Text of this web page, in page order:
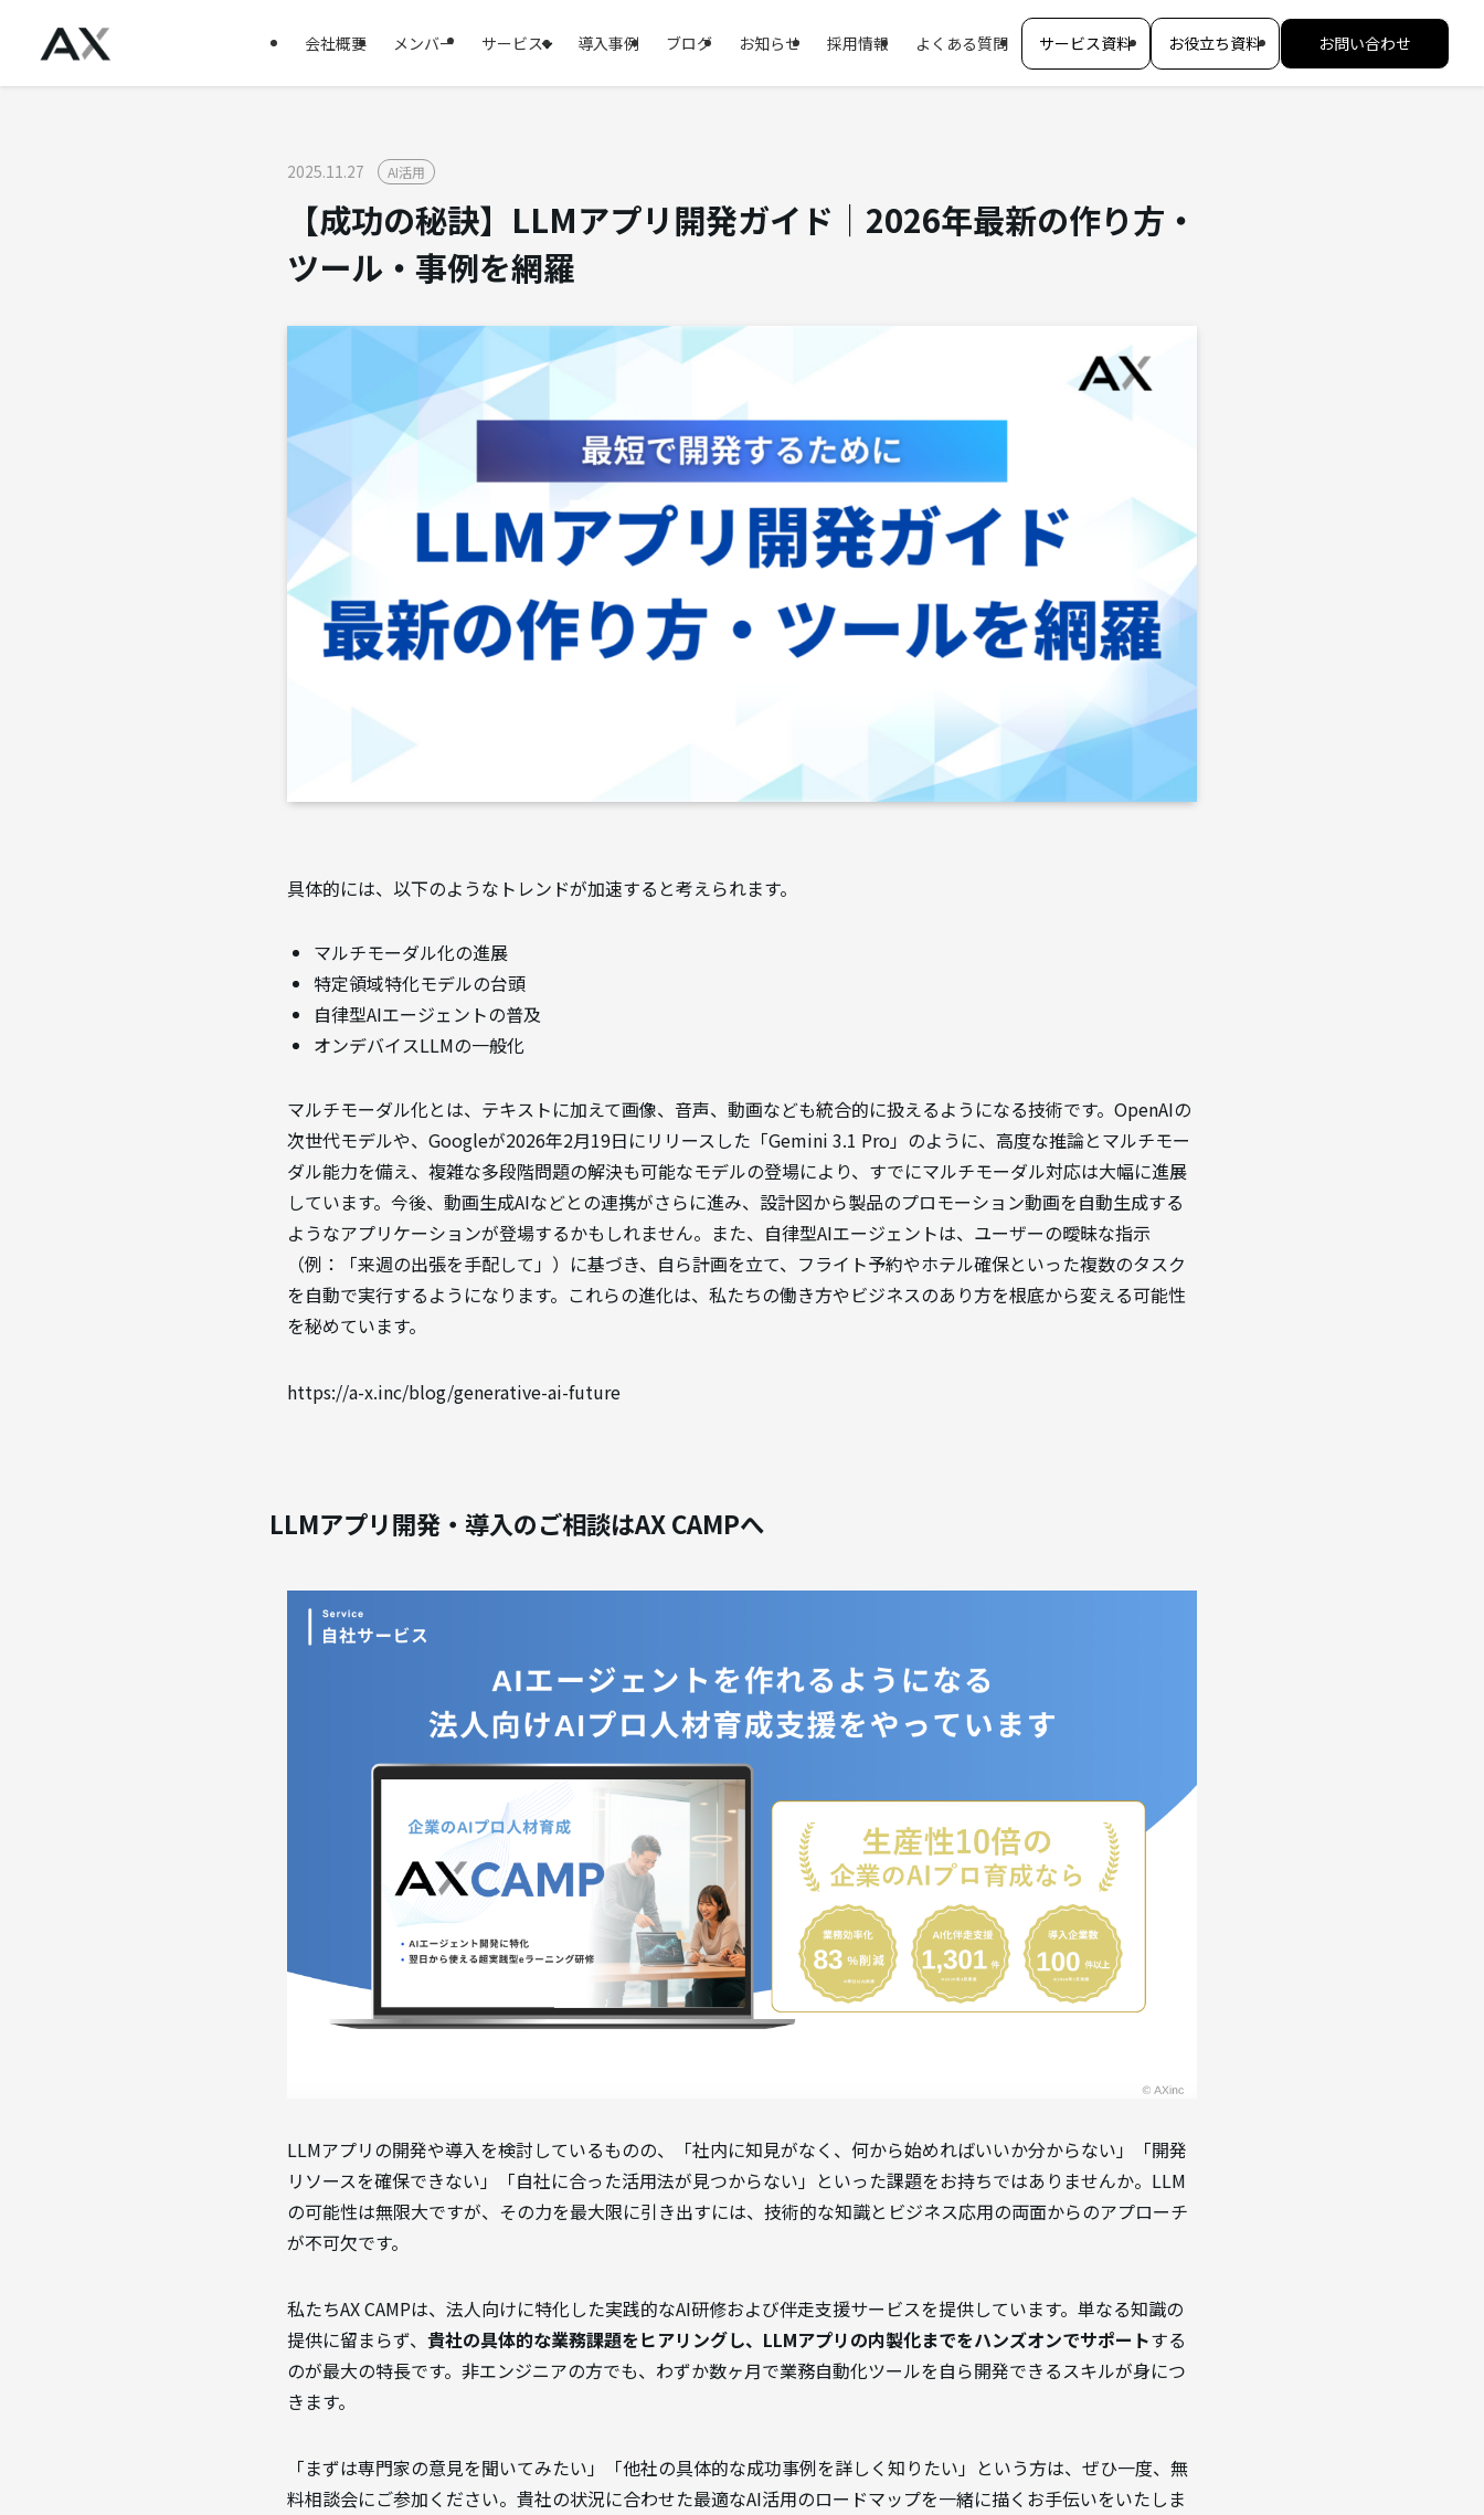
会社概要 メンバー サービス 導入事例 ブログ お知らせ 採用情報 よくある質問 サービス資料 お役立ち資料 お問い合わせ
2025.11.27 AI活用
【成功の秘訣】LLMアプリ開発ガイド｜2026年最新の作り方・
ツール・事例を網羅
具体的には、以下のようなトレンドが加速すると考えられます。
マルチモーダル化の進展
特定領域特化モデルの台頭
自律型AIエージェントの普及
オンデバイスLLMの一般化
マルチモーダル化とは、テキストに加えて画像、音声、動画なども統合的に扱えるようになる技術です。OpenAIの
次世代モデルや、Googleが2026年2月19日にリリースした「Gemini 3.1 Pro」のように、高度な推論とマルチモー
ダル能力を備え、複雑な多段階問題の解決も可能なモデルの登場により、すでにマルチモーダル対応は大幅に進展
しています。今後、動画生成AIなどとの連携がさらに進み、設計図から製品のプロモーション動画を自動生成する
ようなアプリケーションが登場するかもしれません。また、自律型AIエージェントは、ユーザーの曖昧な指示
（例：「来週の出張を手配して」）に基づき、自ら計画を立て、フライト予約やホテル確保といった複数のタスク
を自動で実行するようになります。これらの進化は、私たちの働き方やビジネスのあり方を根底から変える可能性
を秘めています。
https://a-x.inc/blog/generative-ai-future
LLMアプリ開発・導入のご相談はAX CAMPへ
LLMアプリの開発や導入を検討しているものの、「社内に知見がなく、何から始めればいいか分からない」「開発
リソースを確保できない」「自社に合った活用法が見つからない」といった課題をお持ちではありませんか。LLM
の可能性は無限大ですが、その力を最大限に引き出すには、技術的な知識とビジネス応用の両面からのアプローチ
が不可欠です。
私たちAX CAMPは、法人向けに特化した実践的なAI研修および伴走支援サービスを提供しています。単なる知識の
提供に留まらず、 貴社の具体的な業務課題をヒアリングし、LLMアプリの内製化までをハンズオンでサポートする
のが最大の特長です。非エンジニアの方でも、わずか数ヶ月で業務自動化ツールを自ら開発できるスキルが身につ
きます。
「まずは専門家の意見を聞いてみたい」「他社の具体的な成功事例を詳しく知りたい」という方は、ぜひ一度、無
料相談会にご参加ください。貴社の状況に合わせた最適なAI活用のロードマップを一緒に描くお手伝いをいたしま